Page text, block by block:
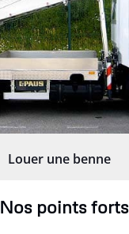
Louer une benne
Nos points forts